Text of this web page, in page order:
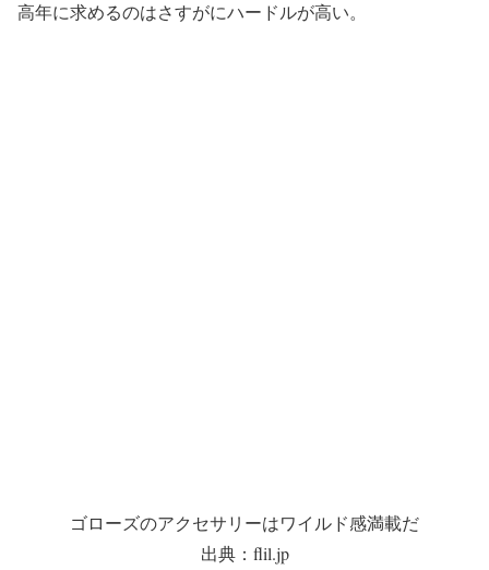
高年に求めるのはさすがにハードルが高い。
ゴローズのアクセサリーはワイルド感満載だ
出典：flil.jp